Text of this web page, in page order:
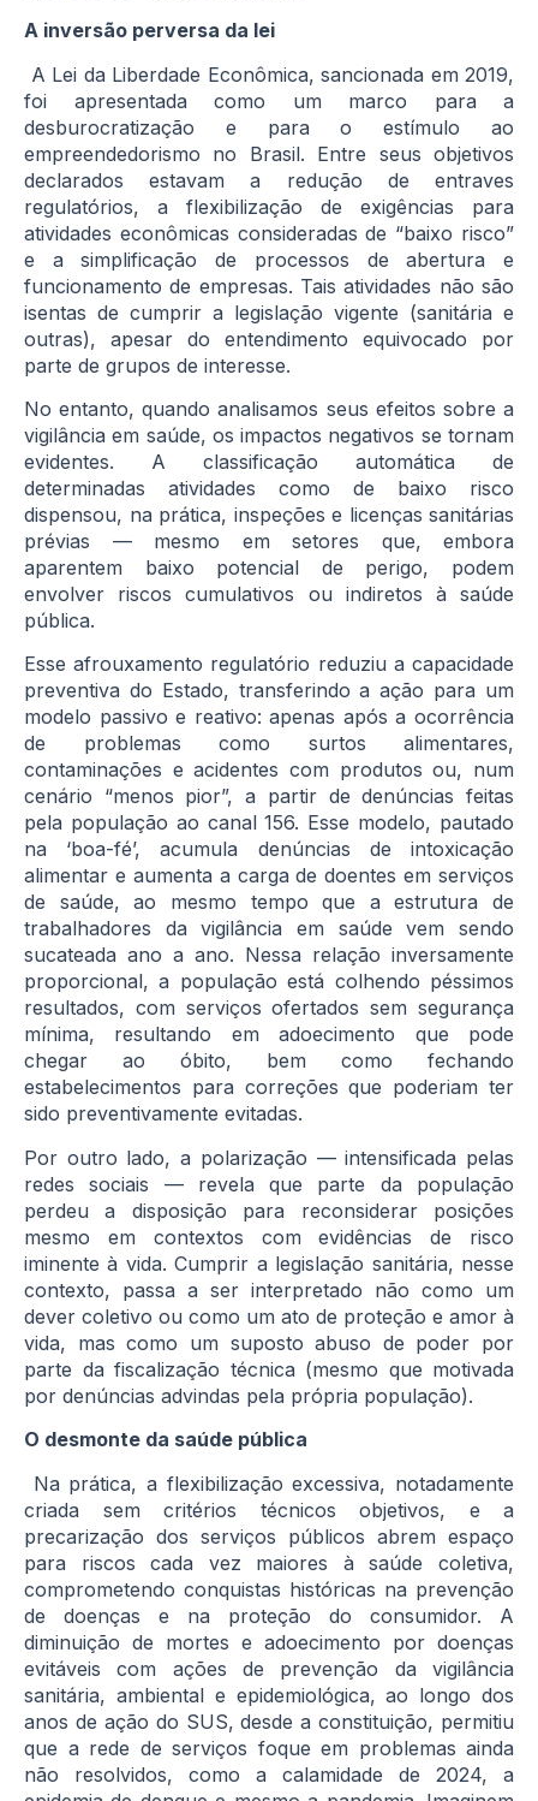
A inversão perversa da lei
A Lei da Liberdade Econômica, sancionada em 2019,
foi apresentada como um marco para a
desburocratização e para o estímulo ao
empreendedorismo no Brasil. Entre seus objetivos
declarados estavam a redução de entraves
regulatórios, a flexibilização de exigências para
atividades econômicas consideradas de “baixo risco”
e a simplificação de processos de abertura e
funcionamento de empresas. Tais atividades não são
isentas de cumprir a legislação vigente (sanitária e
outras), apesar do entendimento equivocado por
parte de grupos de interesse.
No entanto, quando analisamos seus efeitos sobre a
vigilância em saúde, os impactos negativos se tornam
evidentes. A classificação automática de
determinadas atividades como de baixo risco
dispensou, na prática, inspeções e licenças sanitárias
prévias — mesmo em setores que, embora
aparentem baixo potencial de perigo, podem
envolver riscos cumulativos ou indiretos à saúde
pública.
Esse afrouxamento regulatório reduziu a capacidade
preventiva do Estado, transferindo a ação para um
modelo passivo e reativo: apenas após a ocorrência
de problemas como surtos alimentares,
contaminações e acidentes com produtos ou, num
cenário “menos pior”, a partir de denúncias feitas
pela população ao canal 156. Esse modelo, pautado
na ‘boa-fé’, acumula denúncias de intoxicação
alimentar e aumenta a carga de doentes em serviços
de saúde, ao mesmo tempo que a estrutura de
trabalhadores da vigilância em saúde vem sendo
sucateada ano a ano. Nessa relação inversamente
proporcional, a população está colhendo péssimos
resultados, com serviços ofertados sem segurança
mínima, resultando em adoecimento que pode
chegar ao óbito, bem como fechando
estabelecimentos para correções que poderiam ter
sido preventivamente evitadas.
Por outro lado, a polarização — intensificada pelas
redes sociais — revela que parte da população
perdeu a disposição para reconsiderar posições
mesmo em contextos com evidências de risco
iminente à vida. Cumprir a legislação sanitária, nesse
contexto, passa a ser interpretado não como um
dever coletivo ou como um ato de proteção e amor à
vida, mas como um suposto abuso de poder por
parte da fiscalização técnica (mesmo que motivada
por denúncias advindas pela própria população).
O desmonte da saúde pública
Na prática, a flexibilização excessiva, notadamente
criada sem critérios técnicos objetivos, e a
precarização dos serviços públicos abrem espaço
para riscos cada vez maiores à saúde coletiva,
comprometendo conquistas históricas na prevenção
de doenças e na proteção do consumidor. A
diminuição de mortes e adoecimento por doenças
evitáveis com ações de prevenção da vigilância
sanitária, ambiental e epidemiológica, ao longo dos
anos de ação do SUS, desde a constituição, permitiu
que a rede de serviços foque em problemas ainda
não resolvidos, como a calamidade de 2024, a